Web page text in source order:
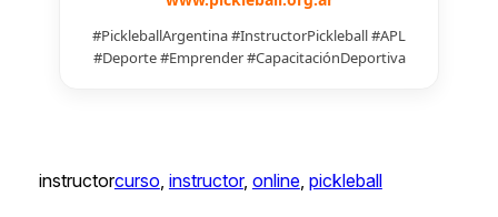
#PickleballArgentina #InstructorPickleball #APL
#Deporte #Emprender #CapacitaciónDeportiva
instructorcurso instructor, online, pickleball